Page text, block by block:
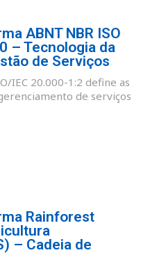
ABNT NBR ISO
– Tecnologia da
de Serviços
IEC 20.000-1:2 define as
de serviços
Rainforest
– Cadeia de